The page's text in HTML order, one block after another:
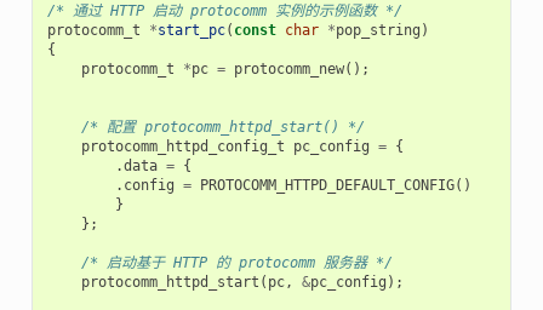
/* 通过 HTTP 启动 protocomm 实例的示例函数 */
protocomm_t
*start_pc( const char *pop_string )
{
protocomm_t
*pc = protocomm_new();
/* 配置 protocomm_httpd_start() */
protocomm_httpd_config_t
pc_config = {
.data = {
. config = PROTOCOMM_HTTPD_DEFAULT_CONFIG()
}
};
/* 启动基于 HTTP 的 protocomm 服务器 */
protocomm_httpd_start ( pc, &pc_config );